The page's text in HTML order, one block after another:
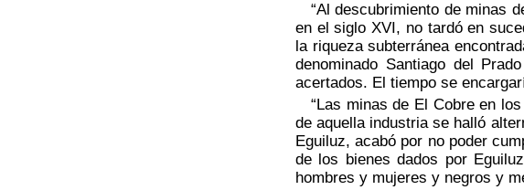
“Al descubrimiento de minas
en el siglo XVI, no tardó en
la riqueza subterránea
denominado Santiago del
acertados. El tiempo se
“Las minas de El Cobre en
de aquella industria se halló
Eguiluz, acabó por no poder
de los bienes dados por
hombres y mujeres y negros y